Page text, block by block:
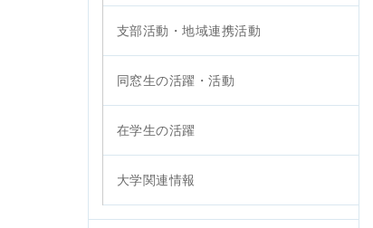
支部活動・地域連携活動
同窓生の活躍・活動
在学生の活躍
大学関連情報